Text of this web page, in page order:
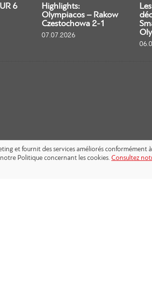
6
Highlights:
Olympiacos – Rakow
Czestochowa 2-1
07.07.2026
et fournit des services améliorés
Politique concernant les cookies. Consultez